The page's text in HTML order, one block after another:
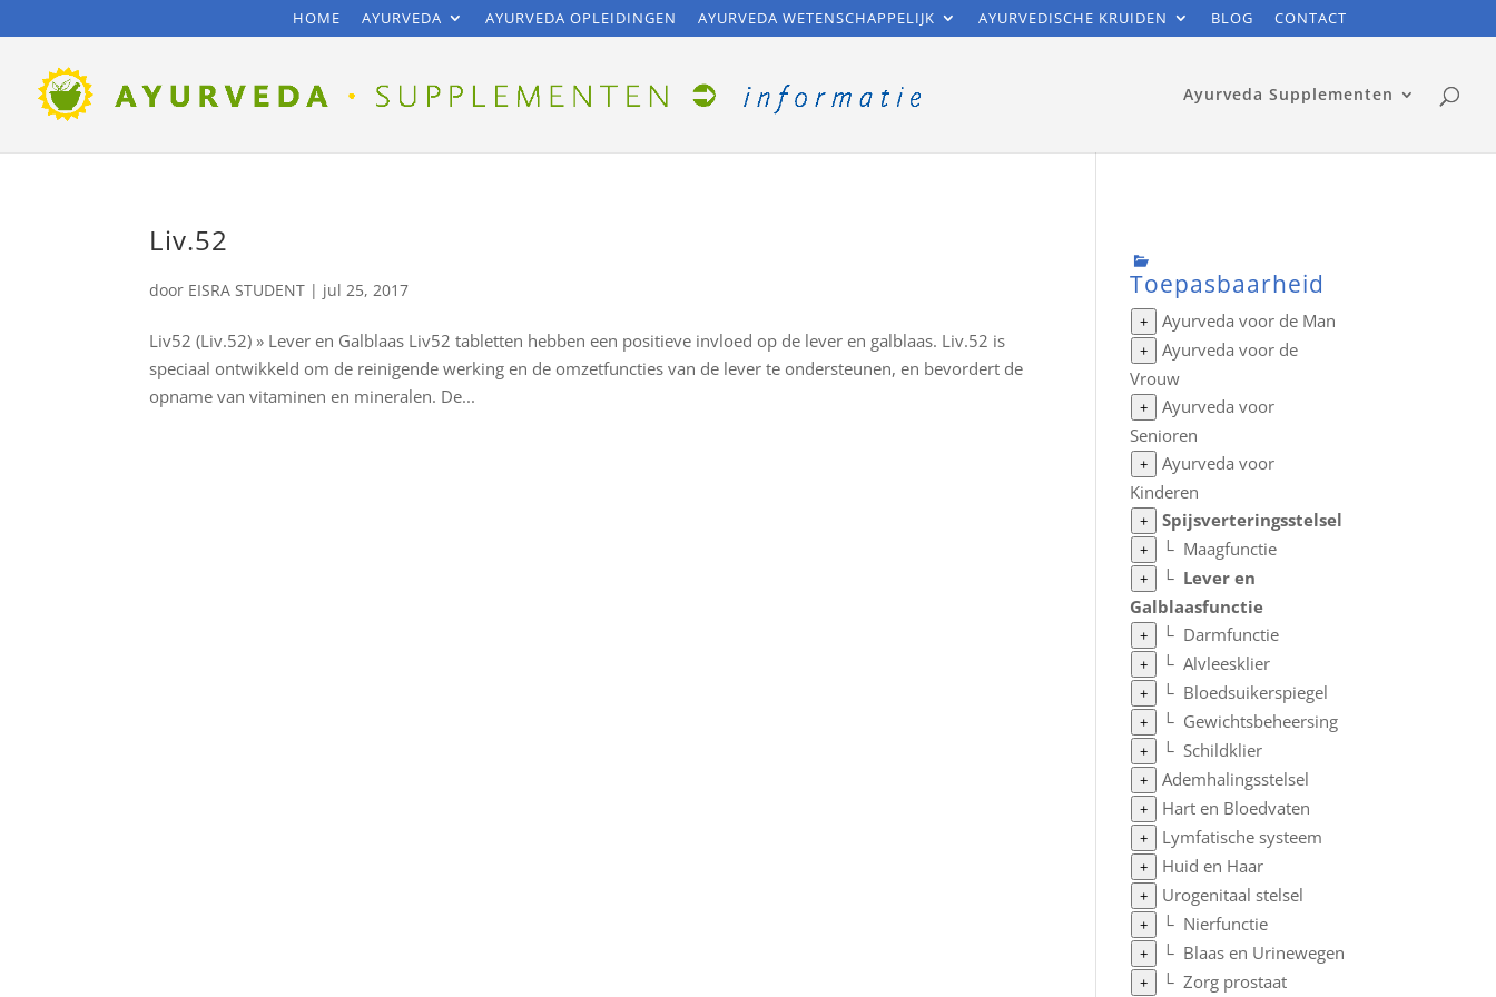
HOME AYURVEDA AYURVEDA OPLEIDINGEN AYURVEDA WETENSCHAPPELIJK AYURVEDISCHE KRUIDEN BLOG CONTACT
Ayurveda Supplementen
Liv.52
door EISRA STUDENT | jul 25, 2017
Liv52 (Liv.52) » Lever en Galblaas Liv52 tabletten hebben een positieve invloed op de lever en galblaas. Liv.52 is
speciaal ontwikkeld om de reinigende werking en de omzetfuncties van de lever te ondersteunen, en bevordert de
opname van vitaminen en mineralen. De...
Toepasbaarheid
+ Ayurveda voor de Man
+
Ayurveda voor de
Vrouw
+
Ayurveda voor
Senioren
+
Ayurveda voor
Kinderen
+ Spijsverteringsstelsel
+ └ Maagfunctie
+ └ Lever en
Galblaasfunctie
+ └ Darmfunctie
+ └Alvleesklier
+ └ Bloedsuikerspiegel
+ └ Gewichtsbeheersing
+ └Schildklier
+ Ademhalingsstelsel
+ Hart en Bloedvaten
+ Lymfatische systeem
+ Huid en Haar
+ Urogenitaal stelsel
+ └ Nierfunctie
+ └ Blaas en Urinewegen
+ └Zorg prostaat